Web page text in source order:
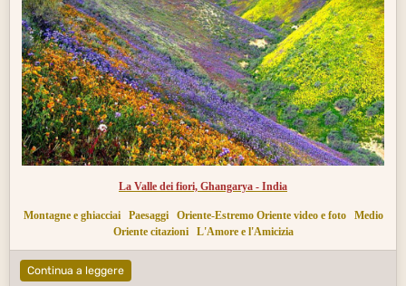
La Valle dei fiori, Ghangarya - India
Montagne e ghiacciai Paesaggi Oriente-Estremo Oriente video e foto
Medio
Oriente citazioni
L'Amore e l'Amicizia
Continua a leggere